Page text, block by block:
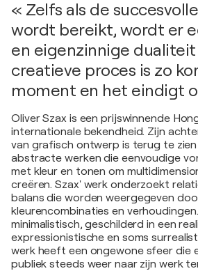
« Zelfs als de
wordt bereikt, wordt er
en eigenzinnige
creatieve proces is zo
moment en het eindigt
Oliver Szax is een prijswinnende
internationale bekendheid. Zijn
van grafisch ontwerp is terug te
abstracte werken die eenvoudige
met kleur en tonen om
creëren. Szax' werk onderzoekt
balans die worden weergegeven
kleurencombinaties en
minimalistisch, geschilderd in een
expressionistische en soms
werk heeft een ongewone sfeer die
publiek steeds weer naar zijn werk